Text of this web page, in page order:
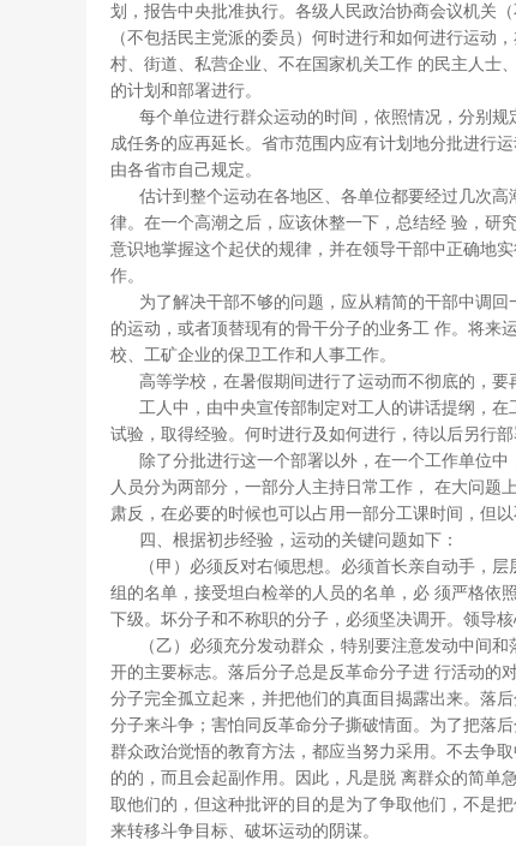
划，报告中央批准执行。各级人民政治协商会议机关
（不包括民主党派的委员）何时进行和如何进行运动
村、街道、私营企业、不在国家机关工作 的民主人士
的计划和部署进行。
每个单位进行群众运动的时间，依照情况，分别规
成任务的应再延长。省市范围内应有计划地分批进行
由各省市自己规定。
估计到整个运动在各地区、各单位都要经过几次高
律。在一个高潮之后，应该休整一下，总结经 验，研
意识地掌握这个起伏的规律，并在领导干部中正确地
作。
为了解决干部不够的问题，应从精简的干部中调回
的运动，或者顶替现有的骨干分子的业务工 作。将来
校、工矿企业的保卫工作和人事工作。
高等学校，在暑假期间进行了运动而不彻底的，要
工人中，由中央宣传部制定对工人的讲话提纲，在
试验，取得经验。何时进行及如何进行，待以后另行部
除了分批进行这一个部署以外，在一个工作单位中
人员分为两部分，一部分人主持日常工作， 在大问题
肃反，在必要的时候也可以占用一部分工课时间，但以
四、根据初步经验，运动的关键问题如下：
（甲）必须反对右倾思想。必须首长亲自动手，层
组的名单，接受坦白检举的人员的名单，必 须严格依
下级。坏分子和不称职的分子，必须坚决调开。领导
（乙）必须充分发动群众，特别要注意发动中间和
开的主要标志。落后分子总是反革命分子进 行活动的
分子完全孤立起来，并把他们的真面目揭露出来。落
分子来斗争；害怕同反革命分子撕破情面。为了把落
群众政治觉悟的教育方法，都应当努力采用。不去争
的的，而且会起副作用。因此，凡是脱 离群众的简单
取他们的，但这种批评的目的是为了争取他们，不是
来转移斗争目标、破坏运动的阴谋。